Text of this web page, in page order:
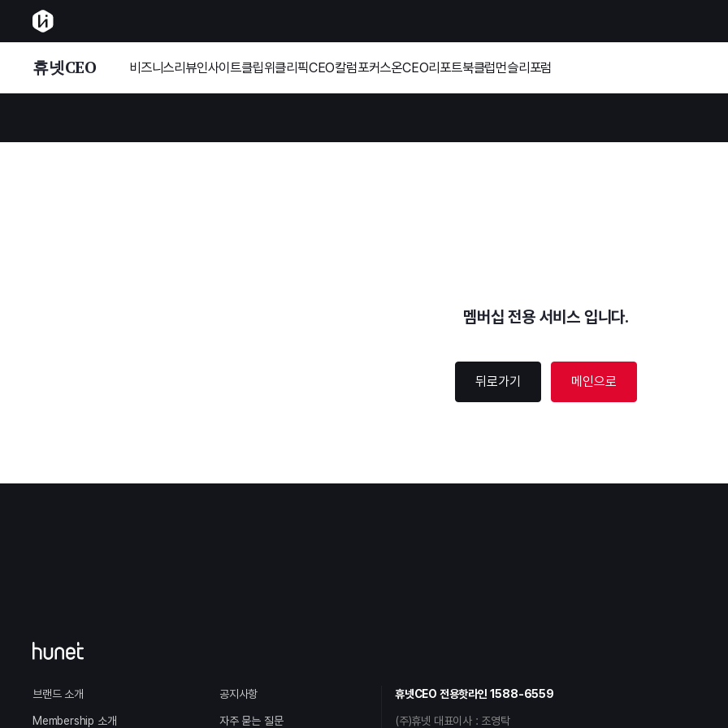
휴넷CEO 비즈니스리뷰인사이트클립위클리픽CEO칼럼포커스온CEO리포트북클럽먼슬리포럼
멤버십 전용 서비스 입니다.
뒤로가기 메인으로
브랜드 소개
Membership 소개
공지사항
자주 묻는 질문
휴넷CEO 전용핫라인 1588-6559
(주)휴넷 대표이사 : 조영탁